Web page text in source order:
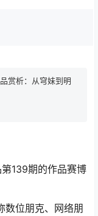
赏析：从穹妹到明
139期的作品赛博
位朋克、网络朋